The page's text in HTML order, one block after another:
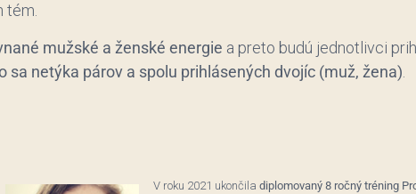
tém.
mužské a ženské energie a preto budú jednotlivci
sa netýka párov a spolu prihlásených dvojíc (muž, žena)
V roku 2021 ukončila diplomovaný 8 ročný tréning